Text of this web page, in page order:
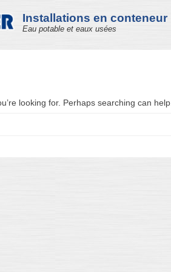
Installations en conteneur
Eau potable et eaux usées
looking for. Perhaps searching can help.